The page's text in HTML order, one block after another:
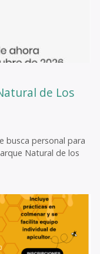
de Los
busca personal para
Natural de los